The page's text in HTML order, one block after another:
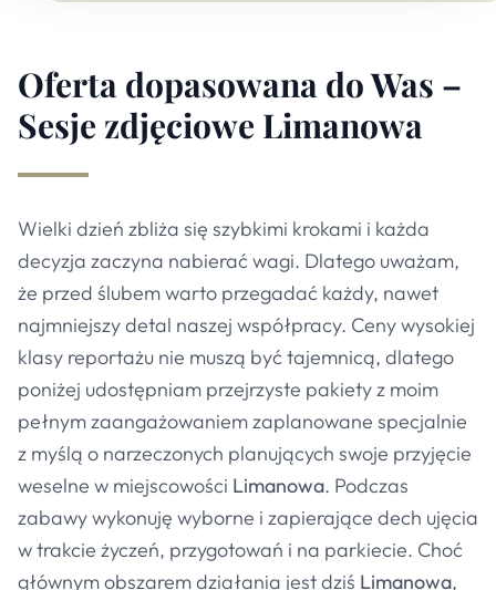
Oferta dopasowana do Was –
Sesje zdjęciowe Limanowa
Wielki dzień zbliża się szybkimi krokami i każda
decyzja zaczyna nabierać wagi. Dlatego uważam,
że przed ślubem warto przegadać każdy, nawet
najmniejszy detal naszej współpracy. Ceny wysokiej
klasy reportażu nie muszą być tajemnicą, dlatego
poniżej udostępniam przejrzyste pakiety z moim
pełnym zaangażowaniem zaplanowane specjalnie
z myślą o narzeczonych planujących swoje przyjęcie
weselne w miejscowości Limanowa. Podczas
zabawy wykonuję wyborne i zapierające dech ujęcia
w trakcie życzeń, przygotowań i na parkiecie. Choć
głównym obszarem działania jest dziś Limanowa,